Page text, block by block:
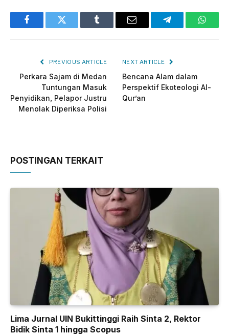
FacebookTwitter Tumblr Email Telegram
PREVIOUS ARTICLE
Perkara Sajam di Medan
Tuntungan Masuk
Penyidikan, Pelapor Justru
Menolak Diperiksa Polisi
NEXT ARTICLE
Bencana Alam dalam
Perspektif Ekoteologi Al-
Qur’an
POSTINGAN TERKAIT
Lima Jurnal UIN Bukittinggi Raih Sinta 2, Rektor
Bidik Sinta 1 hingga Scopus